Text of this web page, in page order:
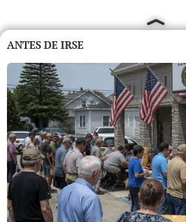
ANTES DE IRSE